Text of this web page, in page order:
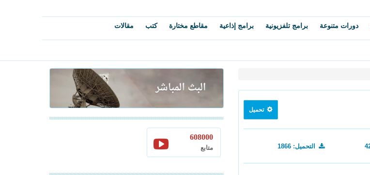
دورات متنوعة برامج تلفزيونية برامج إذاعية مقاطع مختارة كتب مقالات
تحميل
التحميل: 1866
608000
متابع